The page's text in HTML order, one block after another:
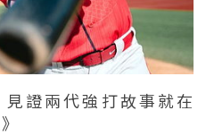
證兩代強打故事就在